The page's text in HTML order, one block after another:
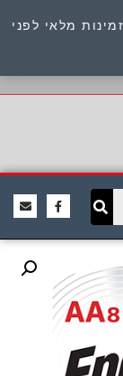
מלאי לפני
כתובת : היוזמים 9 אור יהודה שירות לקוחות 054-